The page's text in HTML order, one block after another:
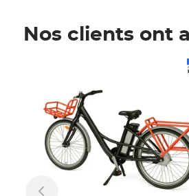
Nos clients ont